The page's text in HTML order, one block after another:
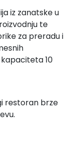
iz zanatske u
te
za preradu i
10
restoran brze